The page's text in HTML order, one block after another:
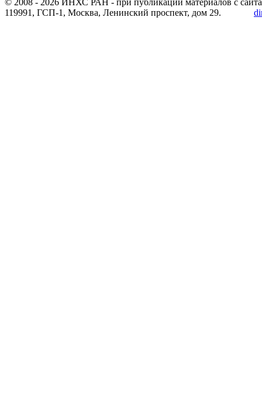
© 2008 - 2026 ИНХС РАН - при публикации материалов с сайта
119991, ГСП-1, Москва, Ленинский проспект, дом 29.